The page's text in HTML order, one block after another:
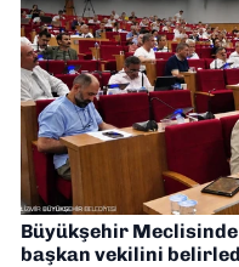
Büyükşehir
başkan vekilini